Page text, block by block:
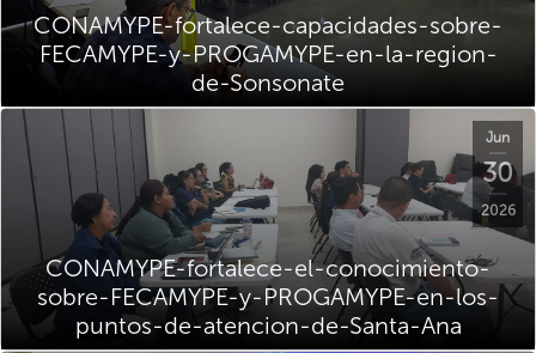
CONAMYPE-fortalece-capacidades-sobre-
FECAMYPE-y-PROGAMYPE-en-la-region-
de-Sonsonate
Jun
30
2026
CONAMYPE-fortalece-el-conocimiento-
sobre-FECAMYPE-y-PROGAMYPE-en-los-
puntos-de-atencion-de-Santa-Ana